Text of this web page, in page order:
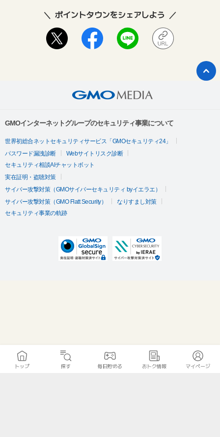
ポイントタウンをシェアしよう
GMOインターネットグループのセキュリティ事業について
世界初総合ネットセキュリティサービス「GMOセキュリティ24」
パスワード漏洩診断
Webサイトリスク診断
セキュリティ相談AIチャットボット
実在証明・盗聴対策
サイバー攻撃対策（GMOサイバーセキュリティ byイエラエ）
サイバー攻撃対策（GMO Flatt Security）
なりすまし対策
セキュリティ事業の軌跡
トップ 探す 毎日貯める おトク情報 マイページ